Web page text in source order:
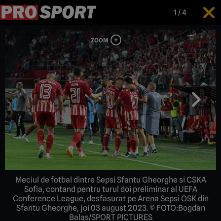
1 /4
Meciul de fotbal dintre Sepsi Sfantu Gheorghe si CSKA
Sofia, contand pentru turul doi preliminar al UEFA
Conference League, desfasurat pe Arena Sepsi OSK din
Sfantu Gheorghe, joi 03 august 2023. © FOTO:Bogdan
Balas/SPORT PICTURES